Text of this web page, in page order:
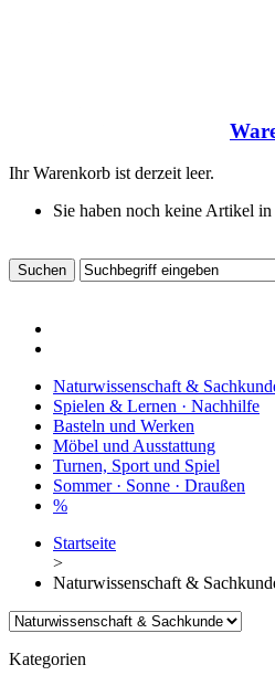
Ihr Warenkorb ist derzeit leer.
Sie haben noch keine Artikel
Naturwissenschaft &
Spielen & Lernen · Nachhilfe
Basteln und Werken
Möbel und Ausstattung
Turnen, Sport und Spiel
Sommer · Sonne · Draußen
%
Startseite
>
Naturwissenschaft &
Kategorien